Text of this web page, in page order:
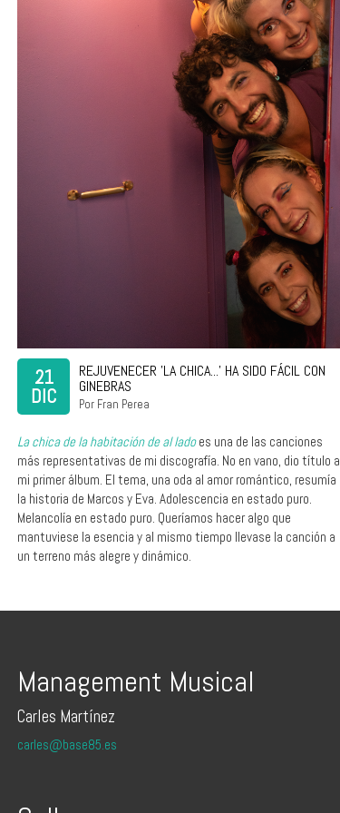
21
DIC
REJUVENECER 'LA CHICA...' HA SIDO FÁCIL CON
GINEBRAS
Por Fran Perea
La chica de la habitación de al ladoes una de las canciones
más representativas de mi discografía. No en vano, dio título a
mi primer álbum. El tema, una oda al amor romántico, resumía
la historia de Marcos y Eva. Adolescencia en estado puro.
Melancolía en estado puro. Queríamos hacer algo que
mantuviese la esencia y al mismo tiempo llevase la canción a
un terreno más alegre y dinámico.
Management Musical
Carles Martínez
carles@base85.es